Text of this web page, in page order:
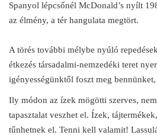
Spanyol lépcsőnél McDonald’s nyílt
az élmény, a tér hangulata megtört.
A törés további mélybe nyúló
étkezés társadalmi-nemzedéki teret
igényességünktől foszt meg
Ily módon az ízek mögötti szerves,
tapasztalat veszhet el. Ízek,
tűnhetnek el. Tenni kell valamit!